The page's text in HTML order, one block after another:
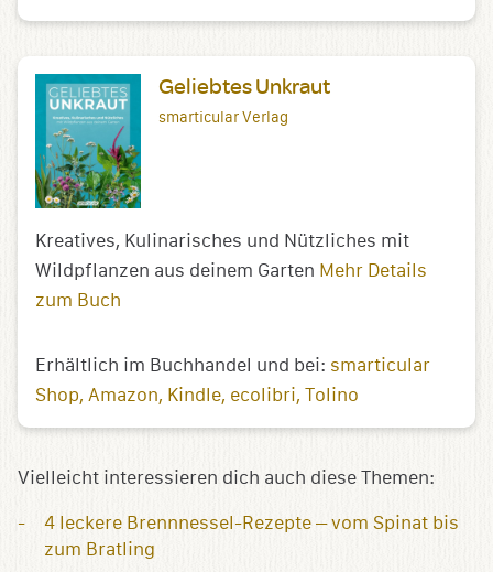
Geliebtes Unkraut
smarticular Verlag
Kreatives, Kulinarisches und Nützliches mit
Wildpflanzen aus deinem Garten Mehr Details
zum Buch
Erhältlich im Buchhandel und bei: smarticular
Shop Amazon Kindle ecolibri Tolino
Vielleicht interessieren dich auch diese Themen:
4 leckere Brennnessel-Rezepte – vom Spinat bis
zum Bratling